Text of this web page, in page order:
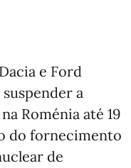
e Ford
a
Roménia até 19
do fornecimento
de